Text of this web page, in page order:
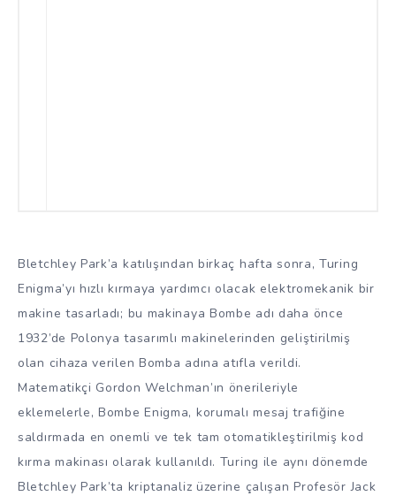
Bletchley Park’a katılışından birkaç hafta sonra, Turing
Enigma’yı hızlı kırmaya yardımcı olacak elektromekanik bir
makine tasarladı; bu makinaya Bombe adı daha önce
1932’de Polonya tasarımlı makinelerinden geliştirilmiş
olan cihaza verilen Bomba adına atıfla verildi.
Matematikçi Gordon Welchman’ın önerileriyle
eklemelerle, Bombe Enigma, korumalı mesaj trafiğine
saldırmada en onemli ve tek tam otomatikleştirilmiş kod
kırma makinası olarak kullanıldı. Turing ile aynı dönemde
Bletchley Park’ta kriptanaliz üzerine çalışan Profesör Jack